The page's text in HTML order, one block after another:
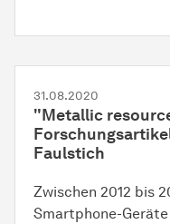
31.08.2020
"Metallic
Faulstich
Zwischen 2012 bis
Smartphone-